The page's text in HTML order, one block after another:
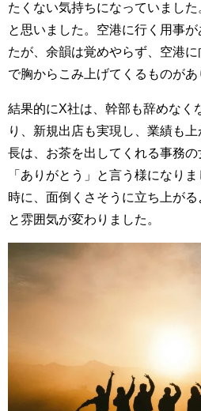
たくない気持ちになっていまし
と思いました。空港に行く用事
たが、余韻は覚めやらず、空港
で胸からこみ上げてくるものがあ
結果的にX社は、幹部も辞めなく
り、新規出店も実現し、業績も
長は、お茶を出してくれる事務
「ありがとう」と言う様になり
時に、面倒くさそうに立ち上が
と雰囲気が変わりました。